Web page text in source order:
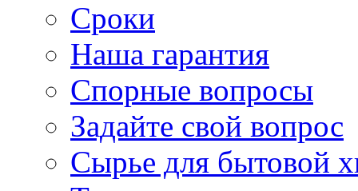
Сроки
Наша гарантия
Спорные вопросы
Задайте свой вопрос
Сырье для бытовой